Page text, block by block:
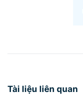
Tài liệu liên quan